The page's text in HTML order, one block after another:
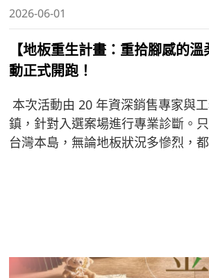
2026-06-01
【地板重生計畫：重拾腳感的
動正式開跑！
本次活動由 20 年資深銷售專家與
鎮，針對入選案場進行專業診斷。
台灣本島，無論地板狀況多慘烈，